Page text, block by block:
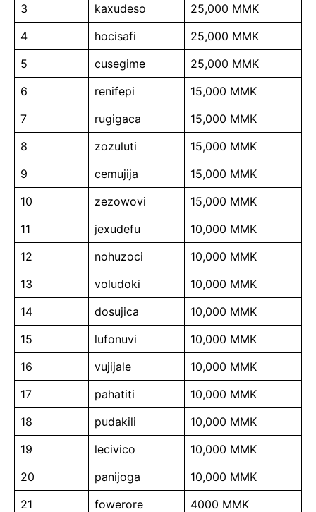
3
kaxudeso
25,000 MMK
4
hocisafi
25,000 MMK
5
cusegime
25,000 MMK
6
renifepi
15,000 MMK
7
rugigaca
15,000 MMK
8
zozuluti
15,000 MMK
9
cemujija
15,000 MMK
10
zezowovi
15,000 MMK
11
jexudefu
10,000 MMK
12
nohuzoci
10,000 MMK
13
voludoki
10,000 MMK
14
dosujica
10,000 MMK
15
lufonuvi
10,000 MMK
16
vujijale
10,000 MMK
17
pahatiti
10,000 MMK
18
pudakili
10,000 MMK
19
lecivico
10,000 MMK
20
panijoga
10,000 MMK
21
fowerore
4000 MMK